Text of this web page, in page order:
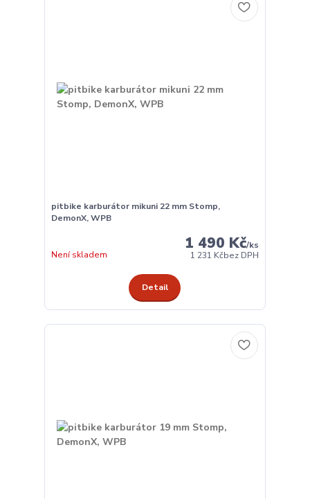
pitbike karburátor mikuni 22 mm Stomp,
DemonX, WPB
1 490 Kč/ks
1 231 Kčbez DPH
Není skladem
Detail